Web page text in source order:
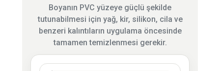
Boyanın PVC yüzeye güçlü şekilde
tutunabilmesi için yağ, kir, silikon, cila ve
benzeri kalıntıların uygulama öncesinde
tamamen temizlenmesi gerekir.